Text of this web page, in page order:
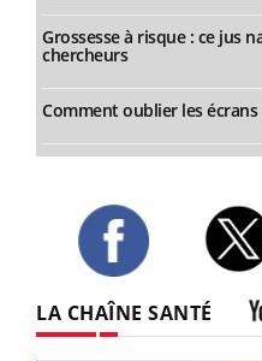
Grossesse à risque : ce jus
chercheurs
Comment oublier les écrans
LA CHAÎNE SANTÉ